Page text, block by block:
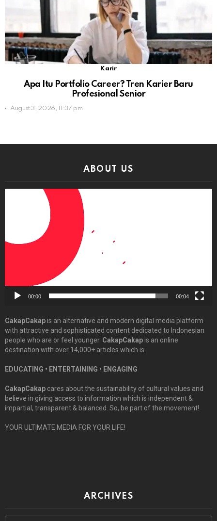
Karir
Apa Itu Portfolio Career? Tren Karier Baru
Profesional Senior
August 3, 2026, 11:37 pm
ABOUT US
00:00 00:04
CakapCakapis an alternative and modern digital media platform
with attractive and sophisticated content dedicated to Indonesian
people who are or feel younger. CakapCakapis an online
destination with over 14,000+ articles which is:
EDUCATING • ENTERTAINING • ENGAGING
CakapCakap cares about the sustainability of cultural values and
believe in giving access to information which is independent &
impartial, transparent & balanced. So, be part of the movement!
YOUR ULTIMATE MEDIA FOR YOUR LIFE!
ARCHIVES
Archives